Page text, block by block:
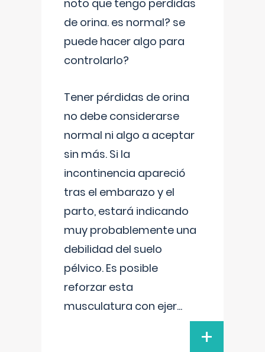
noto que tengo perdidas
de orina. es normal? se
puede hacer algo para
controlarlo?
Tener pérdidas de orina
no debe considerarse
normal ni algo a aceptar
sin más. Si la
incontinencia apareció
tras el embarazo y el
parto, estará indicando
muy probablemente una
debilidad del suelo
pélvico. Es posible
reforzar esta
musculatura con ejer...
+